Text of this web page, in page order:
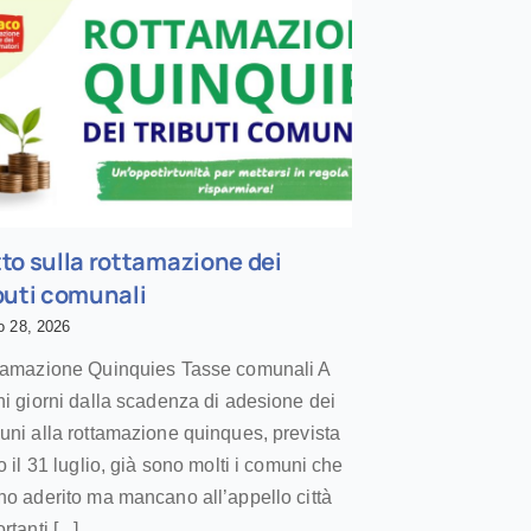
sulla rottamazione dei
comunali
28, 2026
Quinquies Tasse comunali A
giorni dalla scadenza di adesione dei
alla rottamazione quinques, prevista
il 31 luglio, già sono molti i comuni che
aderito ma mancano all’appello città